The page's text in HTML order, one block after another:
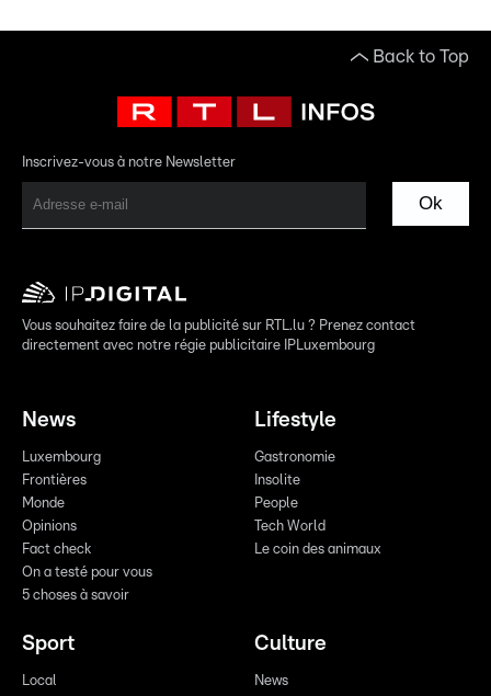
Back to Top
Inscrivez-vous à notre Newsletter
Ok
Vous souhaitez faire de la publicité sur RTL.lu ? Prenez contact
directement avec notre régie publicitaire IPLuxembourg
News
Luxembourg
Frontières
Monde
Opinions
Fact check
On a testé pour vous
5 choses à savoir
Lifestyle
Gastronomie
Insolite
People
Tech World
Le coin des animaux
Sport
Local
Culture
News